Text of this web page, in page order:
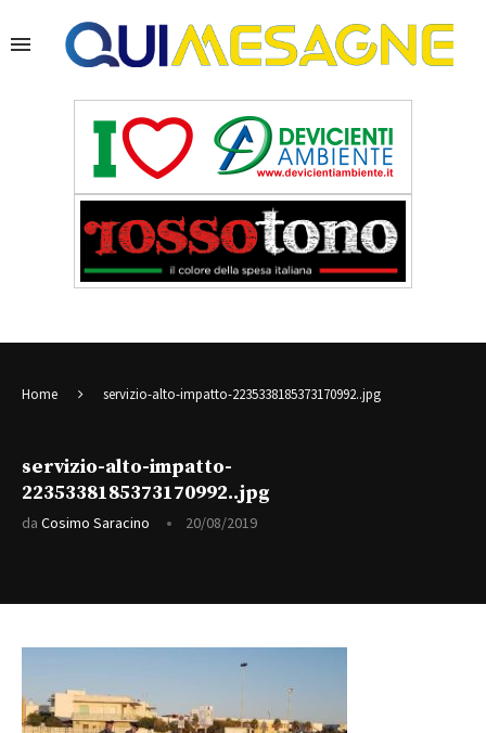
Home servizio-alto-impatto-2235338185373170992..jpg
servizio-alto-impatto-
2235338185373170992..jpg
da Cosimo Saracino 20/08/2019